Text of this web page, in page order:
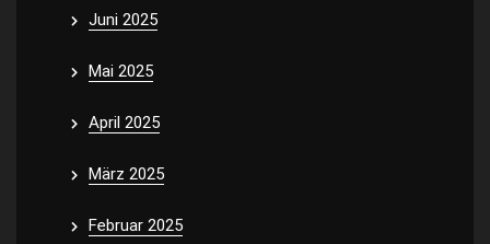
Juni 2025
Mai 2025
April 2025
März 2025
Februar 2025